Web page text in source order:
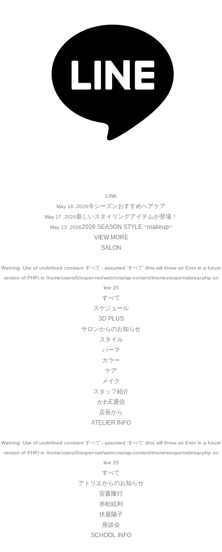
LINK
May 18 ,2026今シーズンおすすめヘアケア
May 17 ,2026新しいスタイリングアイテムが登場！
May 13 ,20262026 SEASON STYLE ~makeup~
VIEW MORE
SALON
Warning: Use of undefined constant すべて - assumed 'すべて' (this will throw an Error in a future
version of PHP) in /home/users/0/esper-net/web/cms/wp-content/themes/esper/sidebar.php on
line 25
すべて
スケジュール
3D PLUS
サロンからのお知らせ
スタイル
パーマ
カラー
ケア
メイク
スタッフ紹介
かわE通信
店長から
ATELIER INFO
Warning: Use of undefined constant すべて - assumed 'すべて' (this will throw an Error in a future
version of PHP) in /home/users/0/esper-net/web/cms/wp-content/themes/esper/sidebar.php on
line 25
すべて
アトリエからのお知らせ
宮森隆行
赤松絵利
伏屋陽子
座談会
SCHOOL INFO